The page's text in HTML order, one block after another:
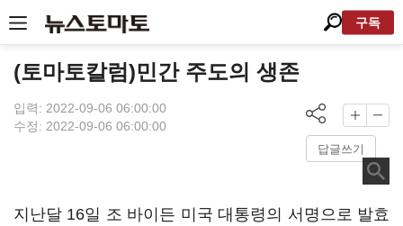
구독
(토마토칼럼)민간 주도의 생존
입력: 2022-09-06 06:00:00
수정: 2022-09-06 06:00:00
답글쓰기
지난달 16일 조 바이든 미국 대통령의 서명으로 발효